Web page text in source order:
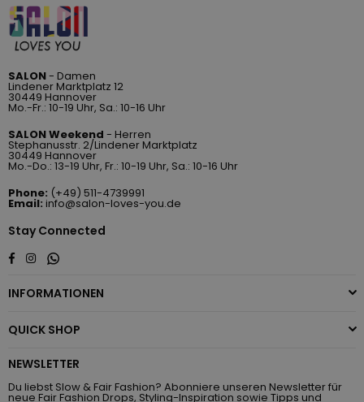
SALON- Damen
Lindener Marktplatz 12
30449 Hannover
Mo.-Fr.: 10-19 Uhr, Sa.: 10-16 Uhr
SALON Weekend - Herren
Stephanusstr. 2/Lindener Marktplatz
30449 Hannover
Mo.-Do.: 13-19 Uhr, Fr.: 10-19 Uhr, Sa.: 10-16 Uhr
Phone: (+49) 511-4739991
Email: info@salon-loves-you.de
Stay Connected
Facebook
InstagramWhatsapp
INFORMATIONEN
QUICK SHOP
NEWSLETTER
Du liebst Slow & Fair Fashion? Abonniere unseren Newsletter für
neue Fair Fashion Drops, Styling-Inspiration sowie Tipps und